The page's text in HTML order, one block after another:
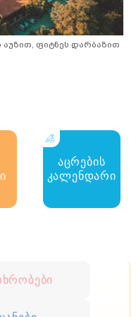
ფიტნეს დარბაზით
აცრების
კალენდარი